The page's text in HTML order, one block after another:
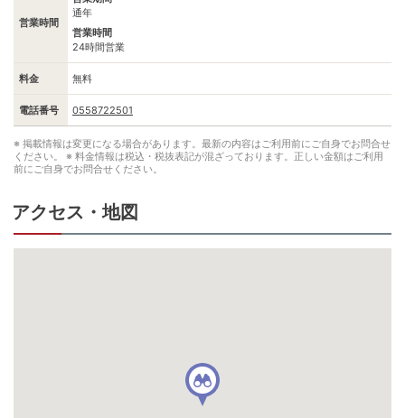
営業時間
通年
営業時間
24時間営業
料金 無料
電話番号 0558722501
※ 掲載情報は変更になる場合があります。最新の内容はご利用前にご自身でお問合せ
ください。
※ 料金情報は税込・税抜表記が混ざっております。正しい金額はご利用
前にご自身でお問合せください。
アクセス・地図